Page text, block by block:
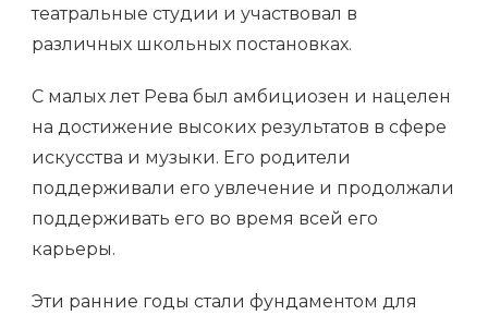
театральные студии и участвовал в
различных школьных постановках.
С малых лет Рева был амбициозен и нацелен
на достижение высоких результатов в сфере
искусства и музыки. Его родители
поддерживали его увлечение и продолжали
поддерживать его во время всей его
карьеры.
Эти ранние годы стали фундаментом для